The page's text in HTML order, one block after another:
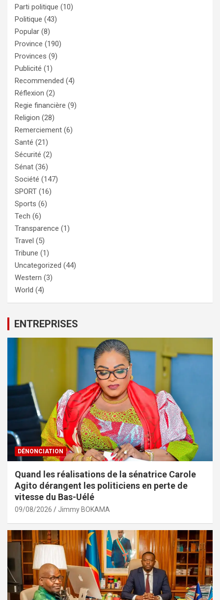
Parti politique (10)
Politique (43)
Popular (8)
Province (190)
Provinces (9)
Publicité (1)
Recommended (4)
Réflexion (2)
Regie financière (9)
Religion (28)
Remerciement (6)
Santé (21)
Sécurité (2)
Sénat (36)
Société (147)
SPORT (16)
Sports (6)
Tech (6)
Transparence (1)
Travel (5)
Tribune (1)
Uncategorized (44)
Western (3)
World (4)
ENTREPRISES
DÉNONCIATION
Quand les réalisations de la sénatrice Carole
Agito dérangent les politiciens en perte de
vitesse du Bas-Uélé
09/08/2026 Jimmy BOKAMA